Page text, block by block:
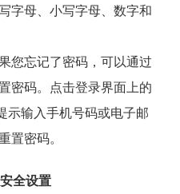
字母、小写字母、数字和
您忘记了密码，可以通过
密码。点击登录界面上的
示输入手机号码或电子邮
置密码。
全设置